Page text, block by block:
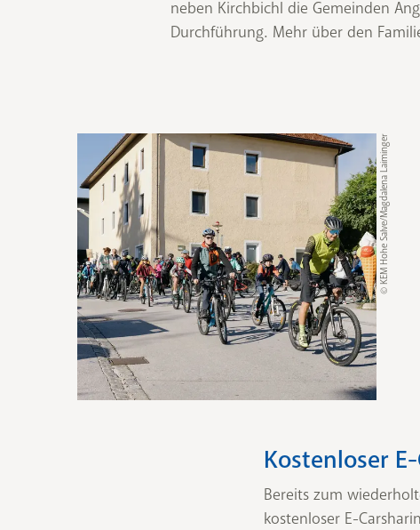
neben Kirchbichl die Gemeinden
Durchführung. Mehr über den
© KEM Hohe Salve/Magdalena Laiminger
Kostenloser
Bereits zum
kostenloser E-